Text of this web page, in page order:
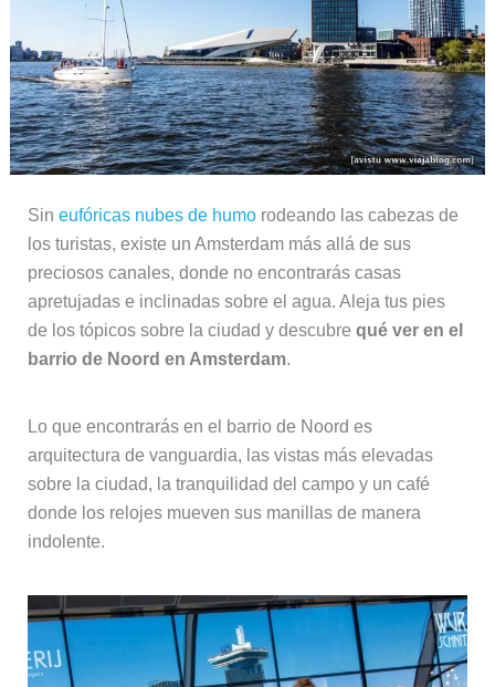
Sin eufóricas nubes de humorodeando las cabezas de
los turistas, existe un Amsterdam más allá de sus
preciosos canales, donde no encontrarás casas
apretujadas e inclinadas sobre el agua. Aleja tus pies
de los tópicos sobre la ciudad y descubre qué ver en el
barrio de Noord en Amsterdam.
Lo que encontrarás en el barrio de Noord es
arquitectura de vanguardia, las vistas más elevadas
sobre la ciudad, la tranquilidad del campo y un café
donde los relojes mueven sus manillas de manera
indolente.